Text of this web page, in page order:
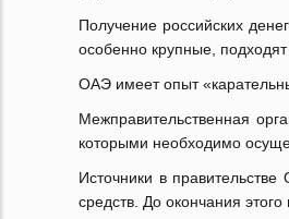
Получение российских
особенно крупные,
ОАЭ имеет опыт
Межправительственная
которыми необходимо
Источники в
средств. До окончания